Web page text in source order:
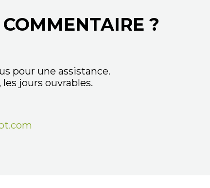
?
pour une assistance.
jours ouvrables.